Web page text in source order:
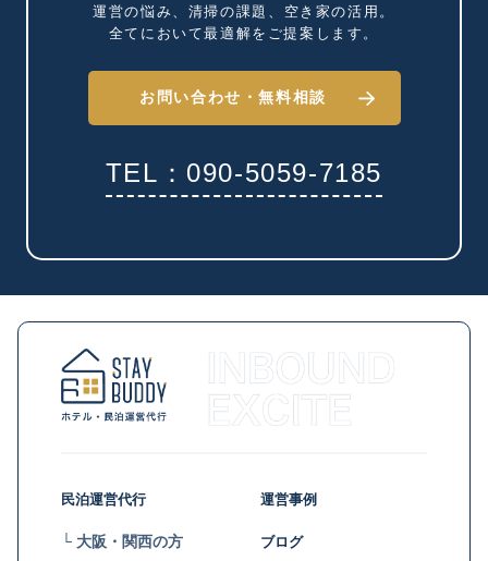
運営の悩み、清掃の課題、 空き家の活用。
全てにおいて最適解を ご提案します。
お問い合わせ・無料相談
TEL：090-5059-7185
民泊運営代行
└ 大阪・関西の方
運営事例
ブログ